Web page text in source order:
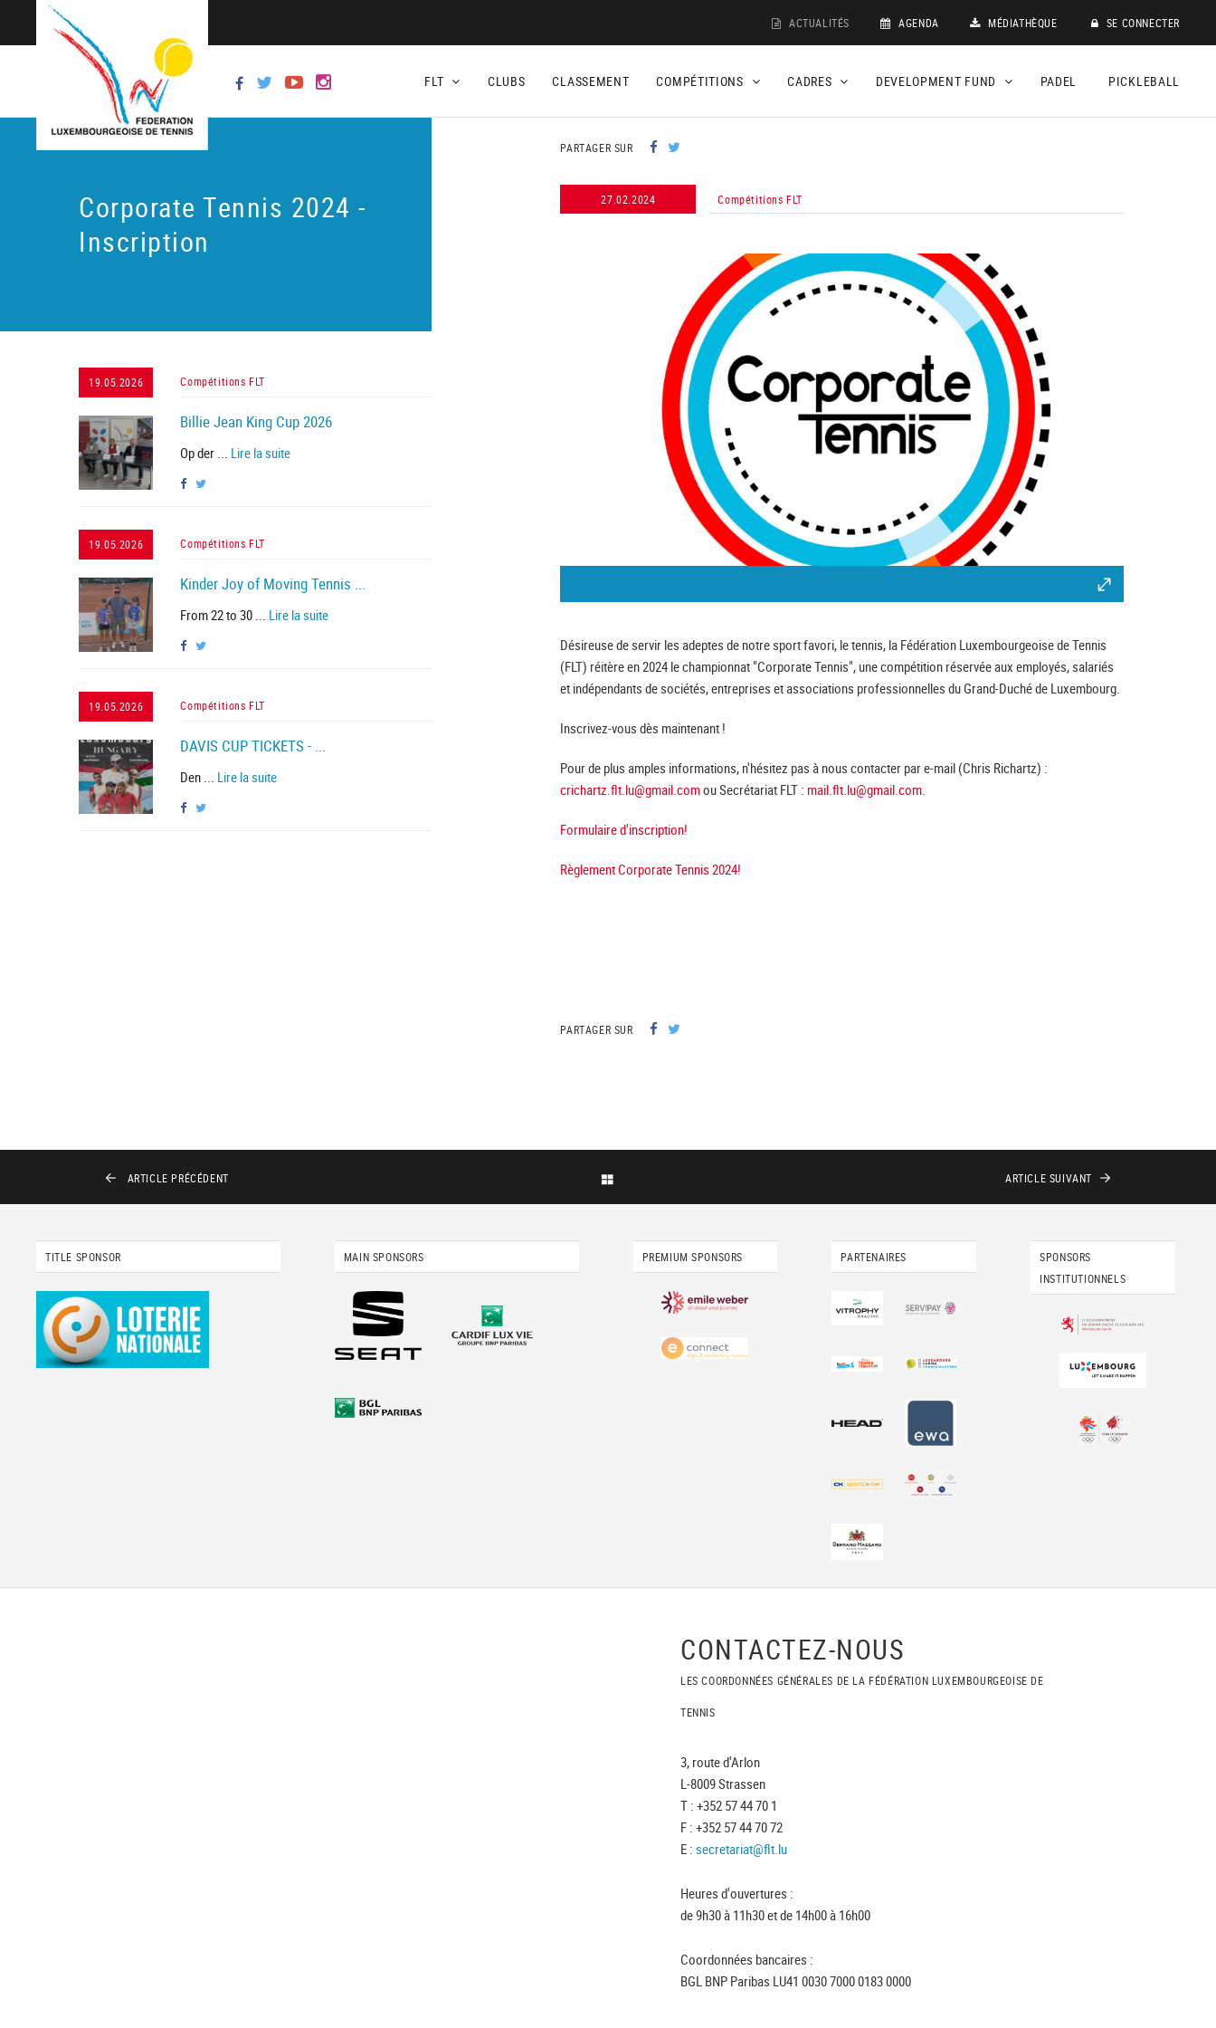
ACTUALITÉS AGENDA MÉDIATHÈQUE SE CONNECTER
FLT CLUBS CLASSEMENT COMPÉTITIONS CADRES DEVELOPMENT FUND PADEL PICKLEBALL
Corporate Tennis 2024 -
Inscription
19.05.2026 Compétitions FLT
Billie Jean King Cup 2026
Op der ... Lire la suite
19.05.2026 Compétitions FLT
Kinder Joy of Moving Tennis ...
From 22 to 30 ... Lire la suite
19.05.2026 Compétitions FLT
DAVIS CUP TICKETS - ...
Den ... Lire la suite
PARTAGER SUR
27.02.2024 Compétitions FLT
Désireuse de servir les adeptes de notre sport favori, le tennis, la Fédération Luxembourgeoise de Tennis
(FLT) réitère en 2024 le championnat "Corporate Tennis", une compétition réservée aux employés, salariés
et indépendants de sociétés, entreprises et associations professionnelles du Grand-Duché de Luxembourg.
Inscrivez-vous dès maintenant !
Pour de plus amples informations, n'hésitez pas à nous contacter par e-mail (Chris Richartz) :
crichartz.flt.lu@gmail.comou Secrétariat FLT : mail.flt.lu@gmail.com.
Formulaire d'inscription!
Règlement Corporate Tennis 2024!
PARTAGER SUR
ARTICLE PRÉCÉDENT ARTICLE SUIVANT
TITLE SPONSOR MAIN SPONSORS PREMIUM SPONSORS PARTENAIRES
SPONSORS
INSTITUTIONNELS
CONTACTEZ-NOUS
LES COORDONNÉES GÉNÉRALES DE LA FÉDÉRATION LUXEMBOURGEOISE DE
TENNIS
3, route d'Arlon
L-8009 Strassen
T : +352 57 44 70 1
F : +352 57 44 70 72
E : secretariat@flt.lu
Heures d'ouvertures :
de 9h30 à 11h30 et de 14h00 à 16h00
Coordonnées bancaires :
BGL BNP Paribas LU41 0030 7000 0183 0000